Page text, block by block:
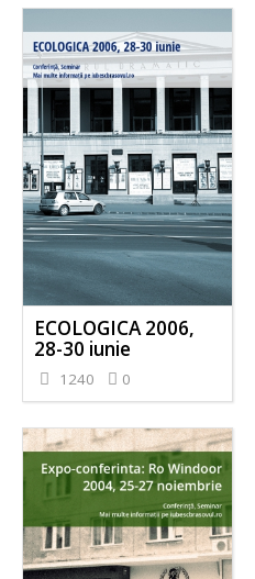
ECOLOGICA 2006,
28-30 iunie
1240 0